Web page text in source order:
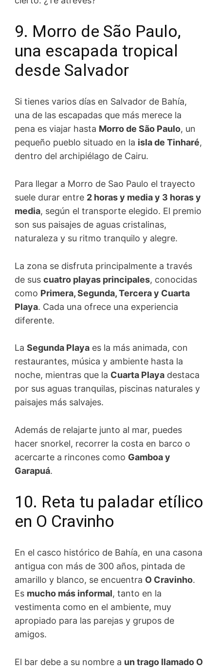
9. Morro de São Paulo,
una escapada tropical
desde Salvador
Si tienes varios días en Salvador de Bahía,
una de las escapadas que más merece la
pena es viajar hasta Morro de São Paulo, un
pequeño pueblo situado en la isla de Tinharé,
dentro del archipiélago de Cairu.
Para llegar a Morro de Sao Paulo el trayecto
suele durar entre 2 horas y media y 3 horas y
media, según el transporte elegido. El premio
son sus paisajes de aguas cristalinas,
naturaleza y su ritmo tranquilo y alegre.
La zona se disfruta principalmente a través
de sus cuatro playas principales, conocidas
como Primera, Segunda, Tercera y Cuarta
Playa. Cada una ofrece una experiencia
diferente.
La Segunda Playa es la más animada, con
restaurantes, música y ambiente hasta la
noche, mientras que la Cuarta Playa destaca
por sus aguas tranquilas, piscinas naturales y
paisajes más salvajes.
Además de relajarte junto al mar, puedes
hacer snorkel, recorrer la costa en barco o
acercarte a rincones como Gamboa y
Garapuá.
10. Reta tu paladar etílico
en O Cravinho
En el casco histórico de Bahía, en una casona
antigua con más de 300 años, pintada de
amarillo y blanco, se encuentra O Cravinho.
Es mucho más informal, tanto en la
vestimenta como en el ambiente, muy
apropiado para las parejas y grupos de
amigos.
El bar debe a su nombre a un trago llamado O